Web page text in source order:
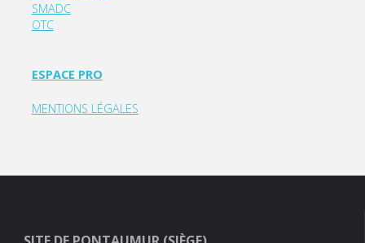
SMADC
OTC
ESPACE PRO
MENTIONS LÉGALES